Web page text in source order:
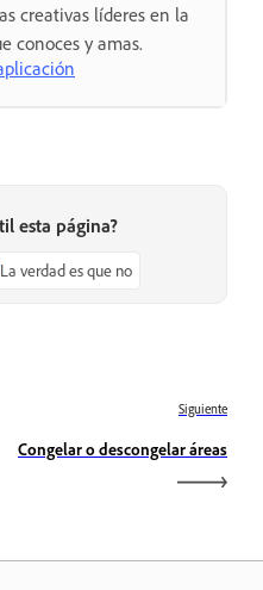
creativas líderes en la
conoces y amas.
esta página?
La verdad es que no
Siguiente
Congelar o descongelar áreas